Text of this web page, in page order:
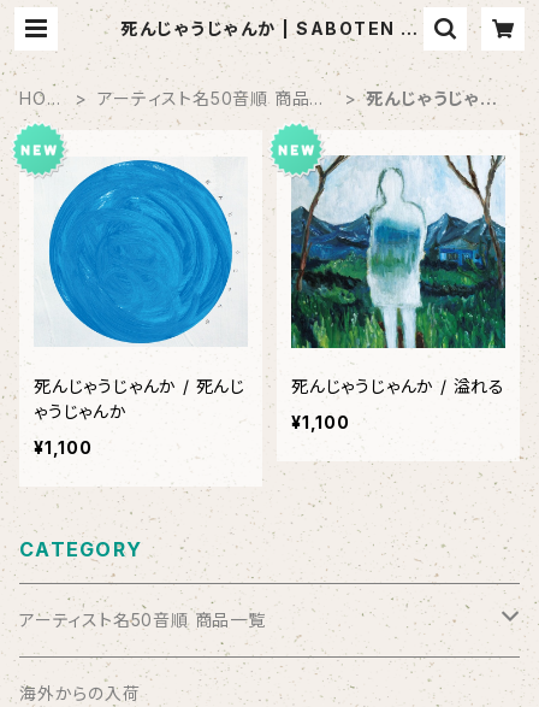
死んじゃうじゃんか | SABOTEN M
USIC (セレクトCDショップ)
HOM
E
アーティスト名50音順 商品一
覧
死んじゃうじゃん
死んじゃうじゃんか / 死んじ
ゃうじゃんか
¥1,100
死んじゃうじゃんか / 溢れる
¥1,100
CATEGORY
アーティスト名50音順 商品一覧
ABSOLUTE LOSERS
海外からの入荷